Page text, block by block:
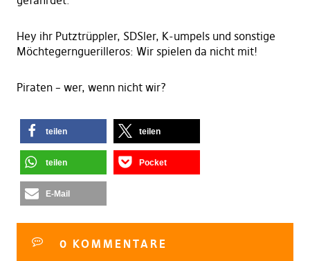
Hey ihr Putztrüppler, SDSler, K-umpels und sonstige
Möchtegernguerilleros: Wir spielen da nicht mit!
Piraten – wer, wenn nicht wir?
teilen teilen
teilen Pocket
E-Mail
0 KOMMENTARE